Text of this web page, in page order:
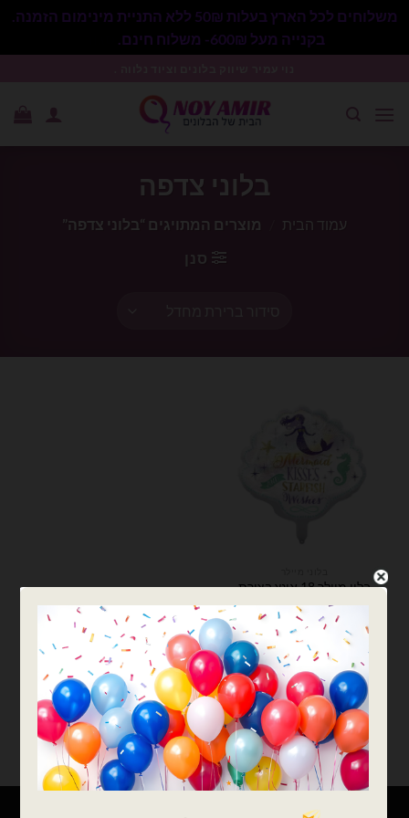
משלוחים לכל הארץ בעלות 50₪ ללא התניית מינימום הזמנה.
בקנייה מעל 600₪- משלוח חינם.
בלוני צדפה
עמוד הבית
מוצרים המתויגים “בלוני צדפה”
סנן
בלון מיילר 18 אינץ בצורת
צדפה ובת הים
₪6.00
כמות של בלון מיילר 18 אינץ בצורת צדפה ובת הים
הוספה לסל